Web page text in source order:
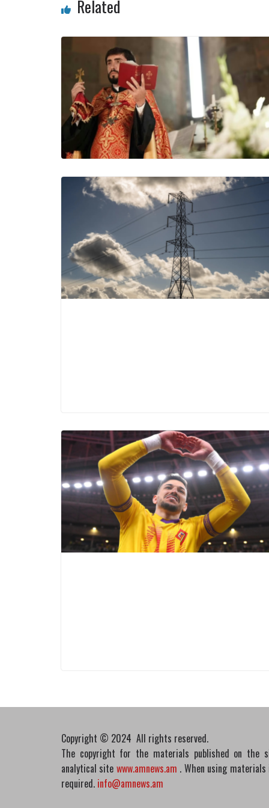
Related
Copyright © 2024 All rights reserved.
The copyright for the materials published on the
analytical site www.amnews.am . When using
required. info@amnews.am